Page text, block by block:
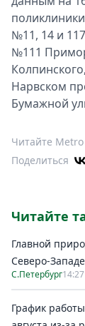
№11, 14 и
№111
Нарвском
Бумажной
Читайте
Поделиться
Читайте
Главной
Северо-
С.Петербург14:27
График